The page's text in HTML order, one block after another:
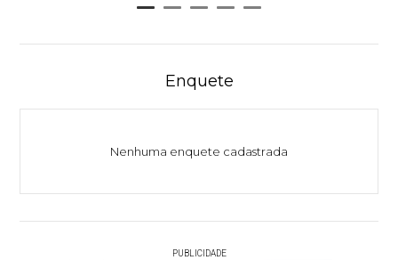
Enquete
Nenhuma enquete cadastrada
PUBLICIDADE